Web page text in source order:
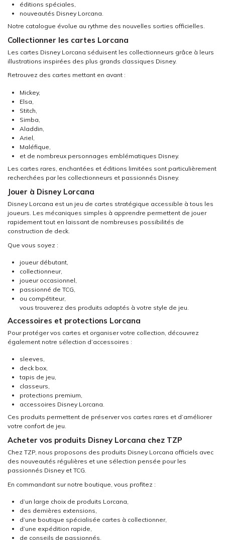
éditions spéciales,
nouveautés Disney Lorcana.
Notre catalogue évolue au rythme des nouvelles sorties officielles.
Collectionner les cartes Lorcana
Les cartes Disney Lorcana séduisent les collectionneurs grâce à leurs
illustrations inspirées des plus grands classiques Disney.
Retrouvez des cartes mettant en avant :
Mickey,
Elsa,
Stitch,
Simba,
Aladdin,
Ariel,
Maléfique,
et de nombreux personnages emblématiques Disney.
Les cartes rares, enchantées et éditions limitées sont particulièrement
recherchées par les collectionneurs et passionnés Disney.
Jouer à Disney Lorcana
Disney Lorcana est un jeu de cartes stratégique accessible à tous les
joueurs. Les mécaniques simples à apprendre permettent de jouer
rapidement tout en laissant de nombreuses possibilités de
construction de deck.
Que vous soyez :
joueur débutant,
collectionneur,
joueur occasionnel,
passionné de TCG,
ou compétiteur,
vous trouverez des produits adaptés à votre style de jeu.
Accessoires et protections Lorcana
Pour protéger vos cartes et organiser votre collection, découvrez
également notre sélection d’accessoires :
sleeves,
deck box,
tapis de jeu,
classeurs,
protections premium,
accessoires Disney Lorcana.
Ces produits permettent de préserver vos cartes rares et d’améliorer
votre confort de jeu.
Acheter vos produits Disney Lorcana chez TZP
Chez TZP, nous proposons des produits Disney Lorcana officiels avec
des nouveautés régulières et une sélection pensée pour les
passionnés Disney et TCG.
En commandant sur notre boutique, vous profitez :
d’un large choix de produits Lorcana,
des dernières extensions,
d’une boutique spécialisée cartes à collectionner,
d’une expédition rapide,
de conseils de passionnés,